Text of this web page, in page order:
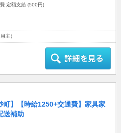
定額支給 (500円)
主）
町】【時給1250+交通費】家具家
送補助